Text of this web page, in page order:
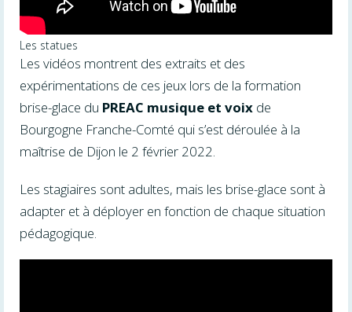
Les statues
Les vidéos montrent des extraits et des
expérimentations de ces jeux lors de la formation
brise-glace du PREAC musique et voix de
Bourgogne Franche-Comté qui s’est déroulée à la
maîtrise de Dijon le 2 février 2022.
Les stagiaires sont adultes, mais les brise-glace sont à
adapter et à déployer en fonction de chaque situation
pédagogique.